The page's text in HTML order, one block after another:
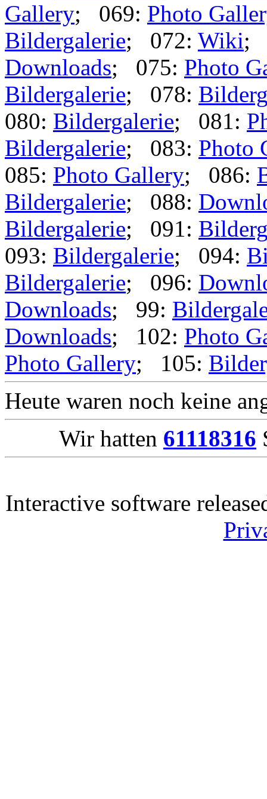
Gallery; 069: Photo
Bildergalerie; 072: Wiki;
Downloads; 075: Photo
Bildergalerie; 078:
080: Bildergalerie; 081:
Bildergalerie; 083: Photo
085: Photo Gallery; 086:
Bildergalerie; 088:
Bildergalerie; 091:
093: Bildergalerie; 094:
Bildergalerie; 096:
Downloads; 99:
Downloads; 102: Photo
Photo Gallery; 105:
Heute waren noch keine
Wir hatten 61118316
Interactive software